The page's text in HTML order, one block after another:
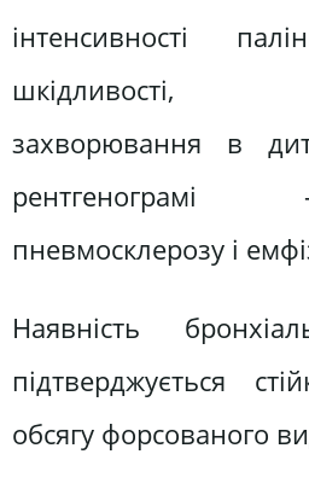
інтенсивності
шкідливості,
захворювання в
пневмосклерозу і
Наявність
підтверджується
обсягу форсованого